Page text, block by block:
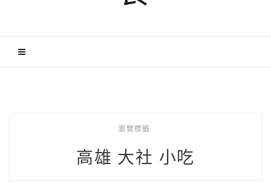
瀏覽標籤:
高雄 大社 小吃